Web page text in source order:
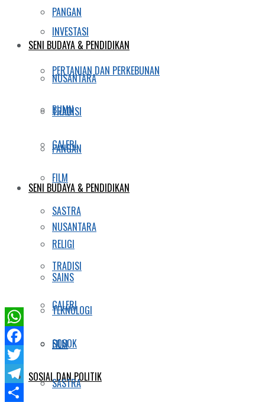
PANGAN
SENI BUDAYA & PENDIDIKAN
NUSANTARA
TRADISI
GALERI
FILM
SASTRA
RELIGI
SAINS
TEKNOLOGI
SOSOK
SOSIAL DAN POLITIK
INVESTASI
PERTANIAN DAN PERKEBUNAN
BUMN
PANGAN
SENI BUDAYA & PENDIDIKAN
NUSANTARA
TRADISI
GALERI
FILM
SASTRA
WhatsApp
Facebook
Twitter
Telegram